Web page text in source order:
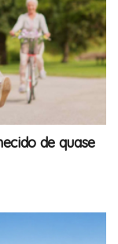
de quase